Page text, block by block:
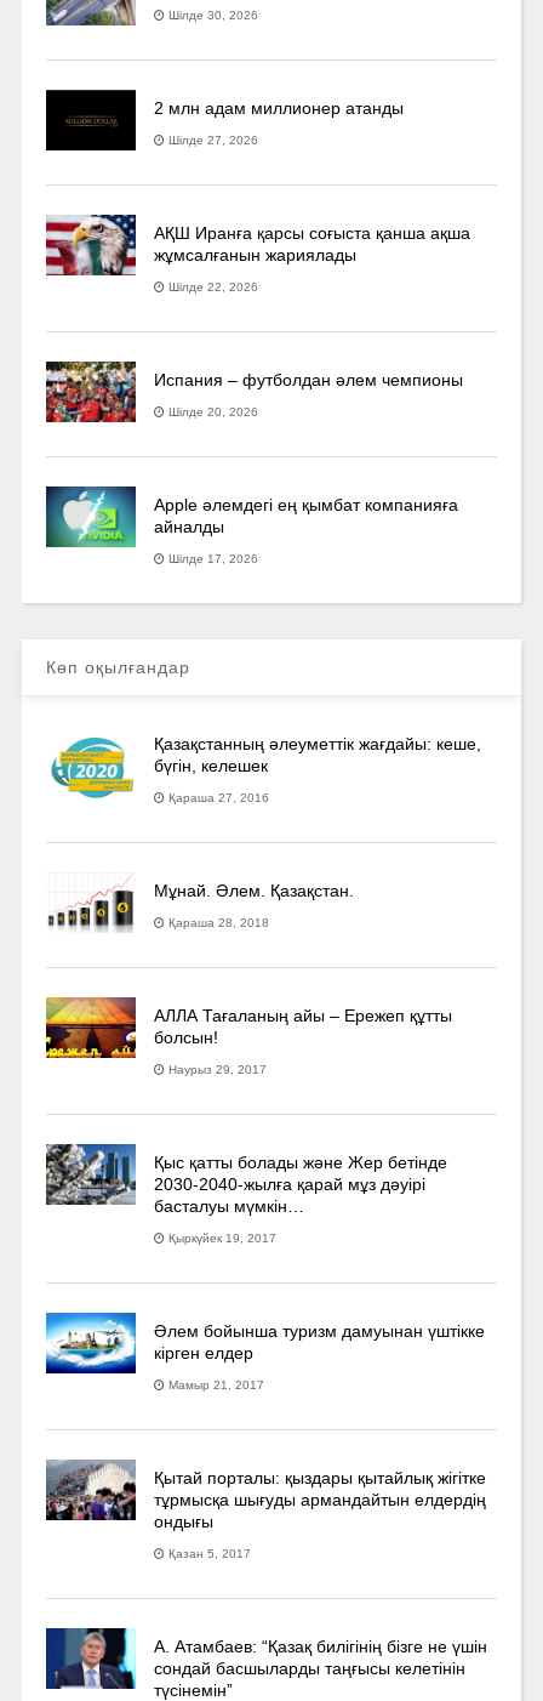
Шілде 30, 2026
2 млн адам миллионер атанды
Шілде 27, 2026
АҚШ Иранға қарсы соғыста қанша ақша
жұмсалғанын жариялады
Шілде 22, 2026
Испания – футболдан әлем чемпионы
Шілде 20, 2026
Apple әлемдегі ең қымбат компанияға
айналды
Шілде 17, 2026
Көп оқылғандар
Қазақстанның әлеуметтік жағдайы: кеше,
бүгін, келешек
Қараша 27, 2016
Мұнай. Әлем. Қазақстан.
Қараша 28, 2018
АЛЛА Тағаланың айы – Ережеп құтты
болсын!
Наурыз 29, 2017
Қыс қатты болады және Жер бетінде
2030-2040­-жылға қарай мұз дәуірі
басталуы мүмкін…
Қыркүйек 19, 2017
Әлем бойынша туризм дамуынан үштікке
кірген елдер
Мамыр 21, 2017
Қытай порталы: қыздары қытайлық жігітке
тұрмысқа шығуды армандайтын елдердің
ондығы
Қазан 5, 2017
А. Атамбаев: “Қазақ билігінің бізге не үшін
сондай басшыларды таңғысы келетінін
түсінемін”